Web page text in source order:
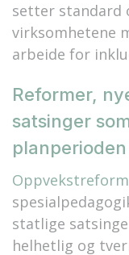
setter standard
virksomhetene
arbeide for
Reformer,
satsinger
planperioden
statlige
helhetlig og